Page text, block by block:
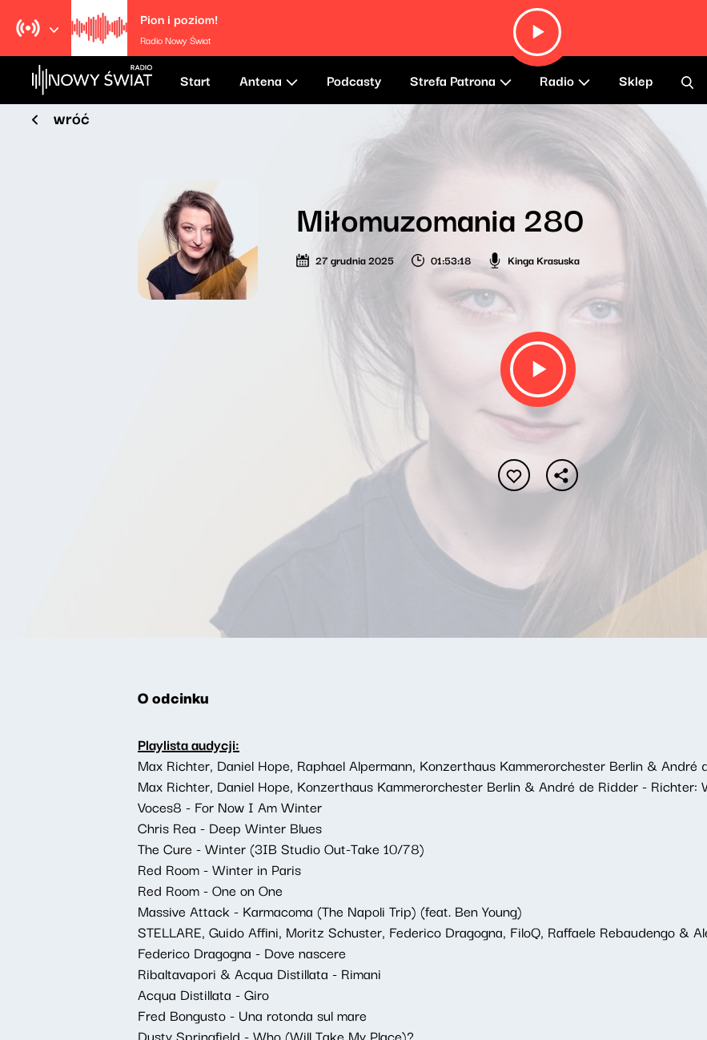
Pion i poziom!
Radio Nowy Świat
Start Antena Podcasty Strefa Patrona Radio Sklep
wróć
Miłomuzomania 280
27 grudnia 2025 01:53:18 Kinga Krasuska
O odcinku
Playlista audycji:
Max Richter, Daniel Hope, Raphael Alpermann, Konzerthaus Kammerorchester Berlin &
Max Richter, Daniel Hope, Konzerthaus Kammerorchester Berlin & André de Ridder - Richter:
Voces8 - For Now I Am Winter
Chris Rea - Deep Winter Blues
The Cure - Winter (3IB Studio Out-Take 10/78)
Red Room - Winter in Paris
Red Room - One on One
Massive Attack - Karmacoma (The Napoli Trip) (feat. Ben Young)
STELLARE, Guido Affini, Moritz Schuster, Federico Dragogna, FiloQ, Raffaele Rebaudengo &
Federico Dragogna - Dove nascere
Ribaltavapori & Acqua Distillata - Rimani
Acqua Distillata - Giro
Fred Bongusto - Una rotonda sul mare
Dusty Springfield - Who (Will Take My Place)?